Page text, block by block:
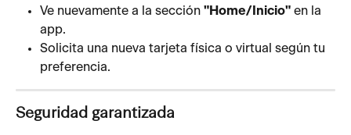
Ve nuevamente a la sección "Home/Inicio" en la
app.
Solicita una nueva tarjeta física o virtual según tu
preferencia.
Seguridad garantizada